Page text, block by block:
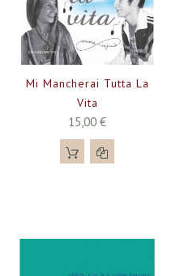
Mi Mancherai Tutta La
Vita
15,00 €